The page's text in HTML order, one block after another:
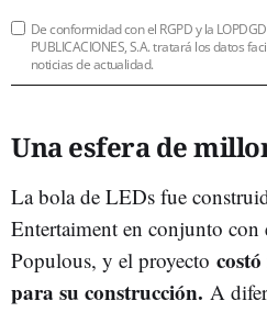
De conformidad con el RGPD y la
PUBLICACIONES, S.A. tratará los datos
noticias de actualidad.
Una esfera de
La bola de LEDs fue
Entertaiment en conjunto con
Populous, y el proyecto
para su construcción. A